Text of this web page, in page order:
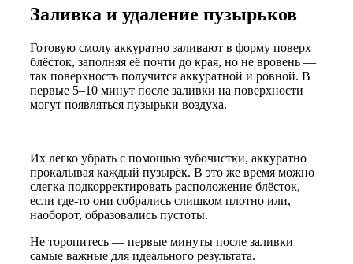
Заливка и удаление пузырьков
Готовую смолу аккуратно заливают в форму поверх
блёсток, заполняя её почти до края, но не вровень —
так поверхность получится аккуратной и ровной. В
первые 5–10 минут после заливки на поверхности
могут появляться пузырьки воздуха.
Их легко убрать с помощью зубочистки, аккуратно
прокалывая каждый пузырёк. В это же время можно
слегка подкорректировать расположение блёсток,
если где-то они собрались слишком плотно или,
наоборот, образовались пустоты.
Не торопитесь — первые минуты после заливки
самые важные для идеального результата.